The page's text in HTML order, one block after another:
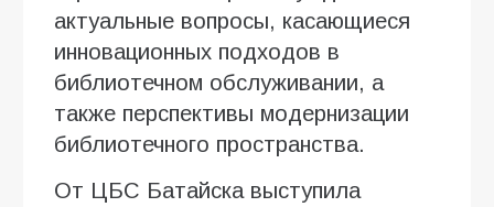
актуальные вопросы, касающиеся
инновационных подходов в
библиотечном обслуживании, а
также перспективы модернизации
библиотечного пространства.
От ЦБС Батайска выступила